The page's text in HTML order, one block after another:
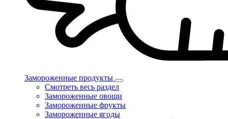
Замороженные продукты
Смотреть весь раздел
Замороженные овощи
Замороженные фрукты
Замороженные ягоды